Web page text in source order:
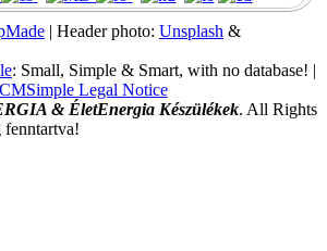
| Header photo: Unsplash &
: Small, Simple & Smart, with no database! |
CMSimple Legal Notice
& ÉletEnergia Készülékek. All Rights